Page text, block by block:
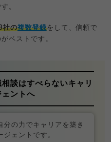
。
社の複数登録をして、信頼で
ベストです。
談はすべらないキャリ
ェントへ
分の力でキャリアを築き
ェントです。